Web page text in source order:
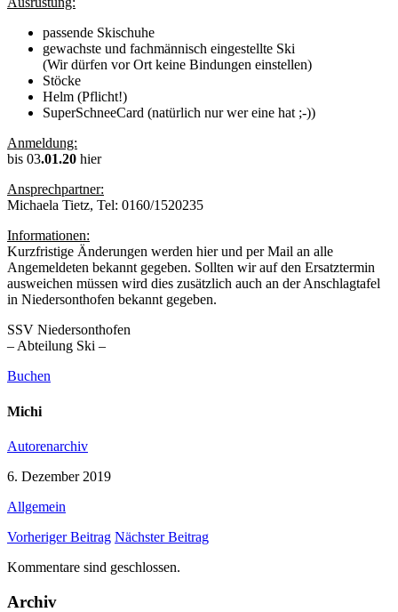
passende Skischuhe
gewachste und fachmännisch eingestellte Ski
(Wir dürfen vor Ort keine Bindungen einstellen)
Stöcke
Helm (Pflicht!)
SuperSchneeCard (natürlich nur wer eine hat ;-))
Anmeldung:
bis 03.01.20 hier
Ansprechpartner:
Michaela Tietz, Tel: 0160/1520235
Informationen:
Kurzfristige Änderungen werden hier und per Mail an alle
Angemeldeten bekannt gegeben. Sollten wir auf den Ersatztermin
ausweichen müssen wird dies zusätzlich auch an der Anschlagtafel
in Niedersonthofen bekannt gegeben.
SSV Niedersonthofen
– Abteilung Ski –
Buchen
Michi
Autorenarchiv
6. Dezember 2019
Allgemein
Vorheriger Beitrag Nächster Beitrag
Kommentare sind geschlossen.
Archiv